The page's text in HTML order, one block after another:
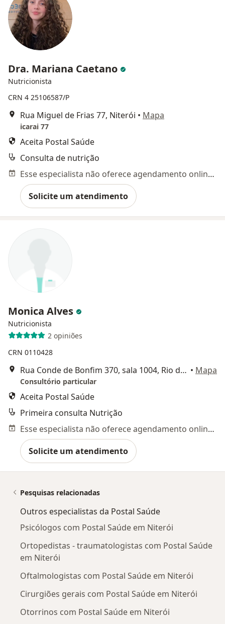
Dra. Mariana Caetano
Nutricionista
CRN 4 25106587/P
Rua Miguel de Frias 77, Niterói • Mapa
icarai 77
Aceita Postal Saúde
Consulta de nutrição
Esse especialista não oferece agendamento online para esse endereço.
Solicite um atendimento
Monica Alves
Nutricionista
2 opiniões
CRN 0110428
Rua Conde de Bonfim 370, sala 1004, Rio de Janeiro • Mapa
Consultório particular
Aceita Postal Saúde
Primeira consulta Nutrição
Esse especialista não oferece agendamento online para esse endereço.
Solicite um atendimento
Pesquisas relacionadas
Outros especialistas da Postal Saúde
Psicólogos com Postal Saúde em Niterói
Ortopedistas - traumatologistas com Postal Saúde
em Niterói
Oftalmologistas com Postal Saúde em Niterói
Cirurgiões gerais com Postal Saúde em Niterói
Otorrinos com Postal Saúde em Niterói